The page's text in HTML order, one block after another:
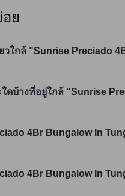
ย
วใกล้ "Sunrise Preciado
ดบ้างที่อยู่ใกล้ "Sunrise
4Br Bungalow In
4Br Bungalow In